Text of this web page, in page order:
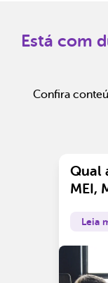
Está com
Confira
Qual
MEI,
Leia